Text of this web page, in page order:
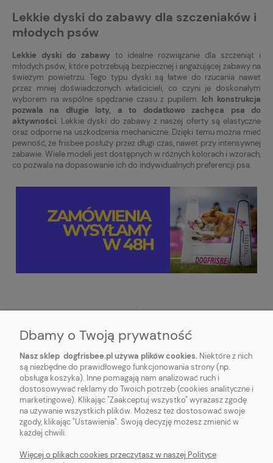
Lekkie dyski do zabawy dla szczeniaków i
młodych psów
Lekkie dyski do zabawy to idealne rozwiązanie dla szczeniąt i
młodych psów, które potrzebują bezpiecznej i angażującej zabawy na
świeżym powietrzu. Tego typu dyski są łatwe do rzucania nawet
przez mniej doświadczonych właścicieli, co czyni je doskonałym
wyborem na wspólne spędzanie czasu z pupilem. Ich konstrukcja
pozwala na długie loty, a to dodatkowo zachęca psa do
aktywności. Lekkie dyski do zabawy z naszej oferty są elastyczne
oraz odporne na uszkodzenia mechaniczne. Dzięki temu można mieć
pewność, że frisbee posłuży przez długi czas, nawet przy intensywnej
zabawie. Wiele modeli jest dostępnych w różnych kolorach i wzorach,
co pozwala na dopasowanie ich do indywidualnych preferencji psa.
.
STOPKA
REGULAMINY
Dbamy o Twoją prywatność
Nasz sklep dogfrisbee.pl używa plików cookies. Niektóre z nich
są niezbędne do prawidłowego funkcjonowania strony (np.
obsługa koszyka). Inne pomagają nam analizować ruch i
dostosowywać reklamy do Twoich potrzeb (cookies analityczne i
marketingowe). Klikając "Zaakceptuj wszystko" wyrażasz zgodę
na używanie wszystkich plików. Możesz też dostosować swoje
zgody, klikając "Ustawienia". Swoją decyzję możesz zmienić w
każdej chwili.
Więcej o plikach cookies przeczytasz w naszej Polityce